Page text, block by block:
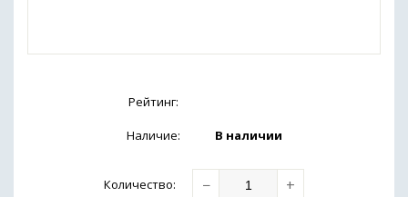
Рейтинг:
Наличие: В наличии
Количество: − +